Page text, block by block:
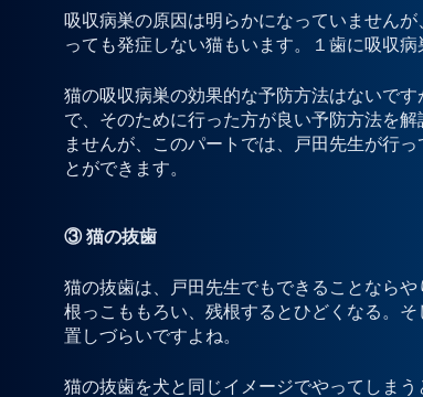
吸収病巣の原因は明らかになっていません
っても発症しない猫もいます。１歯に吸収
猫の吸収病巣の効果的な予防方法はないで
で、そのために行った方が良い予防方法を
ませんが、このパートでは、戸田先生が行
とができます。
③ 猫の抜歯
猫の抜歯は、戸田先生でもできることなら
根っこももろい、残根するとひどくなる。
置しづらいですよね。
猫の抜歯を犬と同じイメージでやってしま